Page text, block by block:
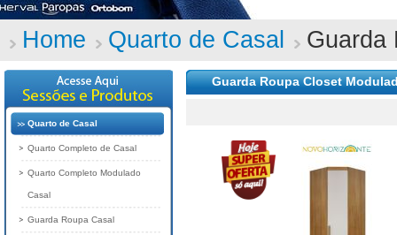
Home Quarto de Casal Guarda
Guarda Roupa Closet
Quarto de Casal
Quarto Completo de Casal
Quarto Completo Modulado
Casal
Guarda Roupa Casal